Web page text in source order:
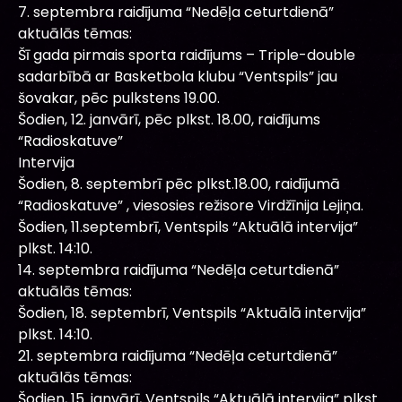
7. septembra raidījuma “Nedēļa ceturtdienā”
aktuālās tēmas:
Šī gada pirmais sporta raidījums – Triple-double
sadarbībā ar Basketbola klubu “Ventspils” jau
šovakar, pēc pulkstens 19.00.
Šodien, 12. janvārī, pēc plkst. 18.00, raidījums
“Radioskatuve”
Intervija
Šodien, 8. septembrī pēc plkst.18.00, raidījumā
“Radioskatuve” , viesosies režisore Virdžīnija Lejiņa.
Šodien, 11.septembrī, Ventspils “Aktuālā intervija”
plkst. 14:10.
14. septembra raidījuma “Nedēļa ceturtdienā”
aktuālās tēmas:
Šodien, 18. septembrī, Ventspils “Aktuālā intervija”
plkst. 14:10.
21. septembra raidījuma “Nedēļa ceturtdienā”
aktuālās tēmas: